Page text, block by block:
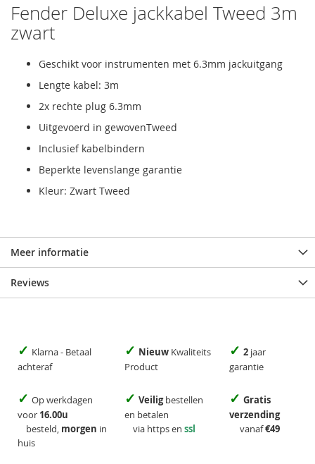
Fender Deluxe jackkabel Tweed 3m
zwart
Geschikt voor instrumenten met 6.3mm jackuitgang
Lengte kabel: 3m
2x rechte plug 6.3mm
Uitgevoerd in gewovenTweed
Inclusief kabelbindern
Beperkte levenslange garantie
Kleur: Zwart Tweed
Meer informatie
Reviews
✓ Klarna - Betaal
achteraf
✓ Nieuw Kwaliteits
Product
✓ 2 jaar
garantie
✓ Op werkdagen
voor 16.00u
besteld, morgen in
huis
✓ Veiligbestellen
en betalen
via https en ssl
✓ Gratis
verzending
vanaf€49